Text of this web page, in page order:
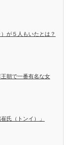
が５人もいたとは？
朝で一番有名な女
氏（トンイ）」